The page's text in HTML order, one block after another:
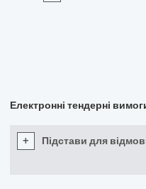
Електронні тендерні
+ Підстави для